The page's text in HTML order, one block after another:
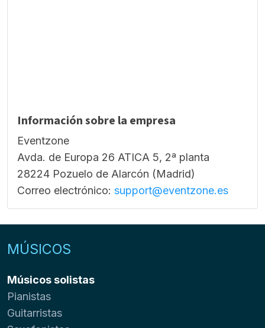
Información sobre la empresa
Eventzone
Avda. de Europa 26 ATICA 5, 2ª planta
28224 Pozuelo de Alarcón (Madrid)
Correo electrónico: support@eventzone.es
MÚSICOS
Músicos solistas
Pianistas
Guitarristas